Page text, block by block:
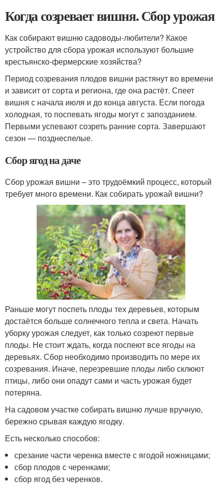
Когда созревает вишня. Сбор урожая
Как собирают вишню садоводы-любители? Какое
устройство для сбора урожая используют большие
крестьянско-фермерские хозяйства?
Период созревания плодов вишни растянут во времени
и зависит от сорта и региона, где она растёт. Спеет
вишня с начала июля и до конца августа. Если погода
холодная, то поспевать ягоды могут с запозданием.
Первыми успевают созреть ранние сорта. Завершают
сезон — позднеспелые.
Сбор ягод на даче
Сбор урожая вишни – это трудоёмкий процесс, который
требует много времени. Как собирать урожай вишни?
Раньше могут поспеть плоды тех деревьев, которым
достаётся больше солнечного тепла и света. Начать
уборку урожая следует, как только созреют первые
плоды. Не стоит ждать, когда поспеют все ягоды на
деревьях. Сбор необходимо производить по мере их
созревания. Иначе, перезревшие плоды либо склюют
птицы, либо они опадут сами и часть урожая будет
потеряна.
На садовом участке собирать вишню лучше вручную,
бережно срывая каждую ягодку.
Есть несколько способов:
срезание части черенка вместе с ягодой ножницами;
сбор плодов с черенками;
сбор ягод без черенков.